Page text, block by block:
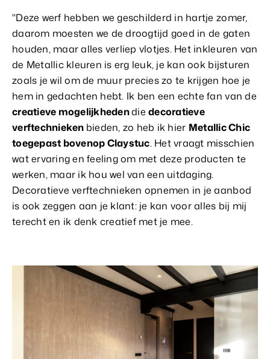
"Deze werf hebben we geschilderd in hartje zomer,
daarom moesten we de droogtijd goed in de gaten
houden, maar alles verliep vlotjes. Het inkleuren van
de Metallic kleuren is erg leuk, je kan ook bijsturen
zoals je wil om de muur precies zo te krijgen hoe je
hem in gedachten hebt. Ik ben een echte fan van de
creatieve mogelijkhedendiedecoratieve
verftechnieken bieden, zo heb ik hier Metallic Chic
toegepast bovenop Claystuc. Het vraagt misschien
wat ervaring en feeling om met deze producten te
werken, maar ik hou wel van een uitdaging.
Decoratieve verftechnieken opnemen in je aanbod
is ook zeggen aan je klant: je kan voor alles bij mij
terecht en ik denk creatief met je mee.